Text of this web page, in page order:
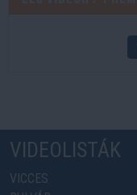
VIDEOLISTÁK
VICCES